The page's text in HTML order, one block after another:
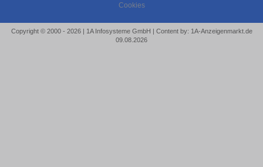
Cookies
Copyright © 2000 - 2026 | 1A Infosysteme GmbH | Content by: 1A-Anzeigenmarkt.de
09.08.2026